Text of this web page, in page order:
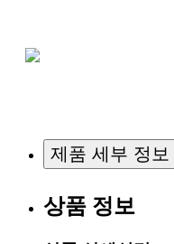
제품 세부 정보
상품 정보